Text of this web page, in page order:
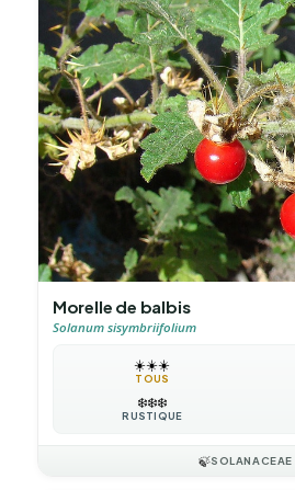
Morelle de balbis
Solanum sisymbriifolium
☀️☀️☀️
TOUS
❄️❄️❄️
RUSTIQUE
🍃SOLANACEAE